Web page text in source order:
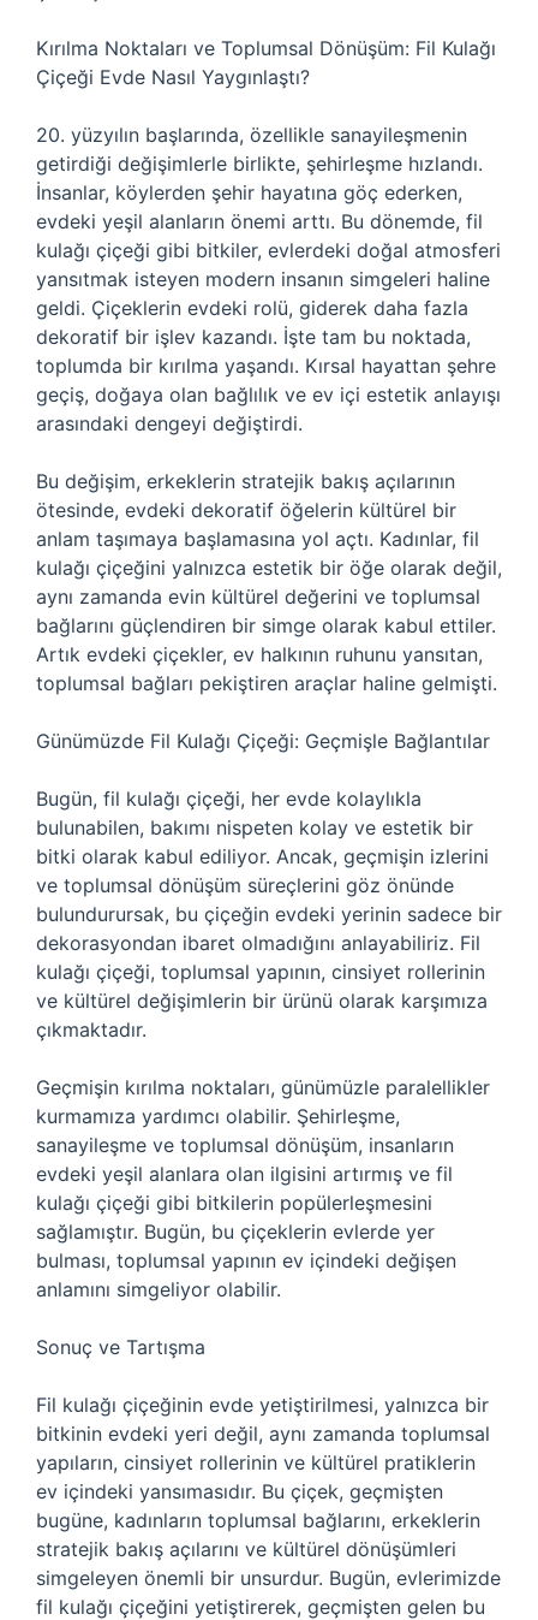
Kırılma Noktaları ve Toplumsal Dönüşüm: Fil Kulağı
Çiçeği Evde Nasıl Yaygınlaştı?
20. yüzyılın başlarında, özellikle sanayileşmenin
getirdiği değişimlerle birlikte, şehirleşme hızlandı.
İnsanlar, köylerden şehir hayatına göç ederken,
evdeki yeşil alanların önemi arttı. Bu dönemde, fil
kulağı çiçeği gibi bitkiler, evlerdeki doğal atmosferi
yansıtmak isteyen modern insanın simgeleri haline
geldi. Çiçeklerin evdeki rolü, giderek daha fazla
dekoratif bir işlev kazandı. İşte tam bu noktada,
toplumda bir kırılma yaşandı. Kırsal hayattan şehre
geçiş, doğaya olan bağlılık ve ev içi estetik anlayışı
arasındaki dengeyi değiştirdi.
Bu değişim, erkeklerin stratejik bakış açılarının
ötesinde, evdeki dekoratif öğelerin kültürel bir
anlam taşımaya başlamasına yol açtı. Kadınlar, fil
kulağı çiçeğini yalnızca estetik bir öğe olarak değil,
aynı zamanda evin kültürel değerini ve toplumsal
bağlarını güçlendiren bir simge olarak kabul ettiler.
Artık evdeki çiçekler, ev halkının ruhunu yansıtan,
toplumsal bağları pekiştiren araçlar haline gelmişti.
Günümüzde Fil Kulağı Çiçeği: Geçmişle Bağlantılar
Bugün, fil kulağı çiçeği, her evde kolaylıkla
bulunabilen, bakımı nispeten kolay ve estetik bir
bitki olarak kabul ediliyor. Ancak, geçmişin izlerini
ve toplumsal dönüşüm süreçlerini göz önünde
bulundurursak, bu çiçeğin evdeki yerinin sadece bir
dekorasyondan ibaret olmadığını anlayabiliriz. Fil
kulağı çiçeği, toplumsal yapının, cinsiyet rollerinin
ve kültürel değişimlerin bir ürünü olarak karşımıza
çıkmaktadır.
Geçmişin kırılma noktaları, günümüzle paralellikler
kurmamıza yardımcı olabilir. Şehirleşme,
sanayileşme ve toplumsal dönüşüm, insanların
evdeki yeşil alanlara olan ilgisini artırmış ve fil
kulağı çiçeği gibi bitkilerin popülerleşmesini
sağlamıştır. Bugün, bu çiçeklerin evlerde yer
bulması, toplumsal yapının ev içindeki değişen
anlamını simgeliyor olabilir.
Sonuç ve Tartışma
Fil kulağı çiçeğinin evde yetiştirilmesi, yalnızca bir
bitkinin evdeki yeri değil, aynı zamanda toplumsal
yapıların, cinsiyet rollerinin ve kültürel pratiklerin
ev içindeki yansımasıdır. Bu çiçek, geçmişten
bugüne, kadınların toplumsal bağlarını, erkeklerin
stratejik bakış açılarını ve kültürel dönüşümleri
simgeleyen önemli bir unsurdur. Bugün, evlerimizde
fil kulağı çiçeğini yetiştirerek, geçmişten gelen bu